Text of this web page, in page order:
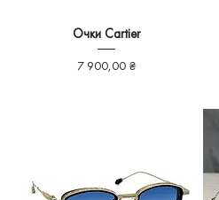
Очки Cartier
Ціна
7 900,00 ₴